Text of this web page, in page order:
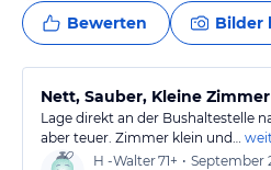
Bewerten Bilder
Nett, Sauber, Kleine Zimmer
Lage direkt an der Bushaltestelle
aber teuer. Zimmer klein und…
H -Walter71+ • September